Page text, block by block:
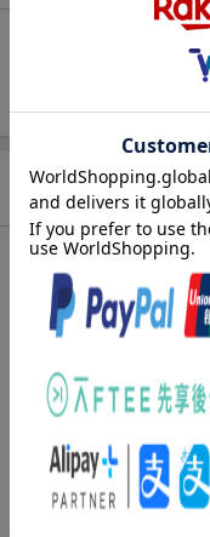
商品情報
発売日
著者／編集
シリーズ
レーベル
発行形態
ページ数